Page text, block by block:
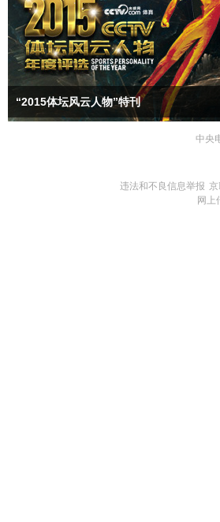
“2015体坛风云人物”特刊
中央
违法和不良信息举报 京
网上